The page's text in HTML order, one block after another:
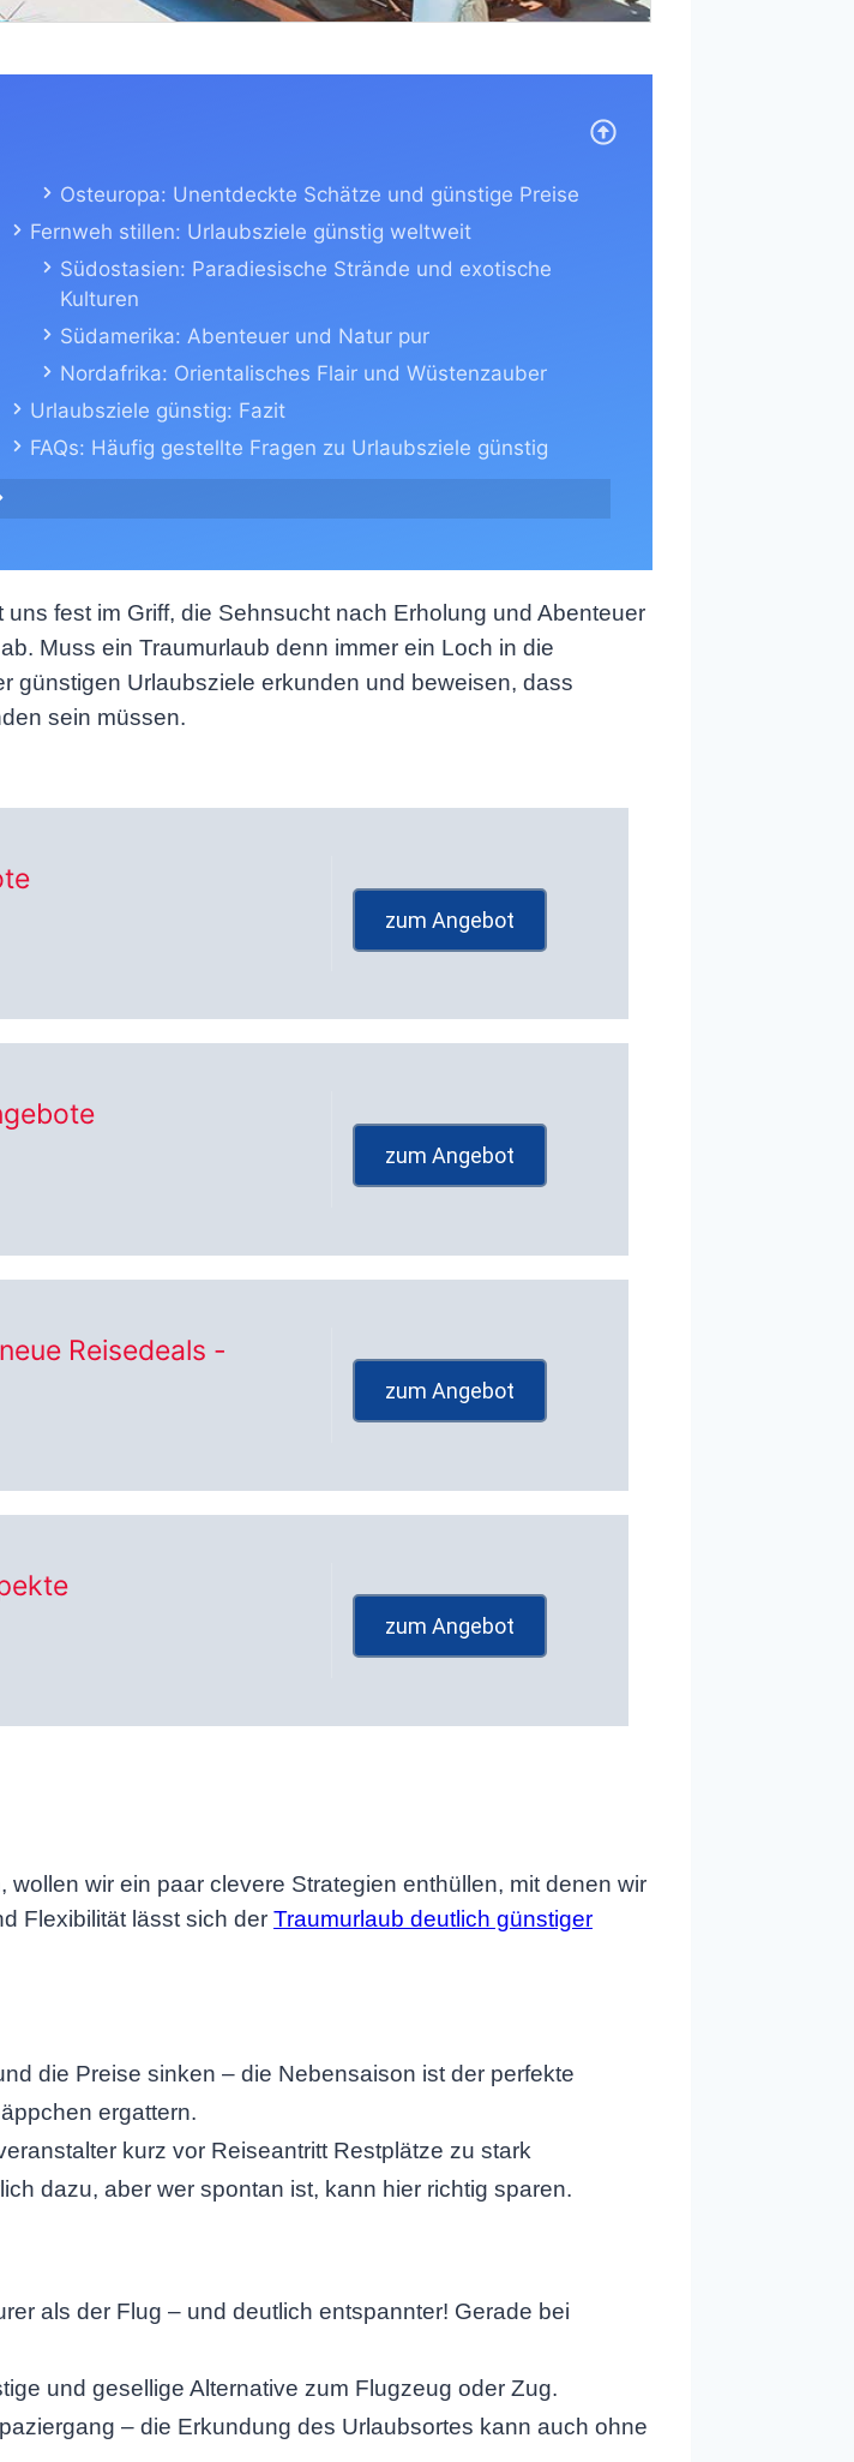
Osteuropa: Unentdeckte Schätze und günstige Preise
Fernweh stillen: Urlaubsziele günstig weltweit
Südostasien: Paradiesische Strände und exotische
Kulturen
Südamerika: Abenteuer und Natur pur
Nordafrika: Orientalisches Flair und Wüstenzauber
Urlaubsziele günstig: Fazit
FAQs: Häufig gestellte Fragen zu Urlaubsziele günstig
fest im Griff, die Sehnsucht nach Erholung und Abenteuer
Muss ein Traumurlaub denn immer ein Loch in die
günstigen Urlaubsziele erkunden und beweisen, dass
sein müssen.
zum Angebot
zum Angebot
Reisedeals -
zum Angebot
zum Angebot
wir ein paar clevere Strategien enthüllen, mit denen wir
Flexibilität lässt sich der Traumurlaub deutlich günstiger
die Preise sinken – die Nebensaison ist der perfekte
ergattern.
kurz vor Reiseantritt Restplätze zu stark
dazu, aber wer spontan ist, kann hier richtig sparen.
als der Flug – und deutlich entspannter! Gerade bei
und gesellige Alternative zum Flugzeug oder Zug.
– die Erkundung des Urlaubsortes kann auch ohne